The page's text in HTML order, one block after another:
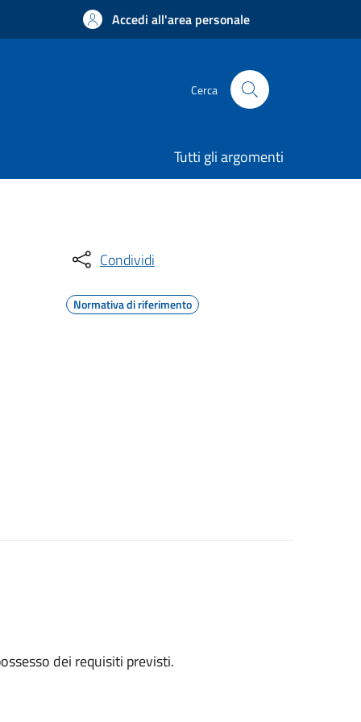
Accedi all'area personale
Cerca
Tutti gli argomenti
Condividi
Normativa di riferimento
dei requisiti previsti.